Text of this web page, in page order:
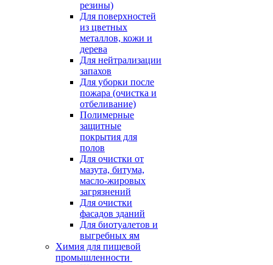
резины)
Для поверхностей
из цветных
металлов, кожи и
дерева
Для нейтрализации
запахов
Для уборки после
пожара (очистка и
отбеливание)
Полимерные
защитные
покрытия для
полов
Для очистки от
мазута, битума,
масло-жировых
загрязнений
Для очистки
фасадов зданий
Для биотуалетов и
выгребных ям
Химия для пищевой
промышленности